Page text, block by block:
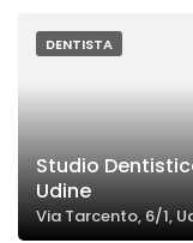
DENTISTA
Studio
Udine
Via Tarcento, 6/1,